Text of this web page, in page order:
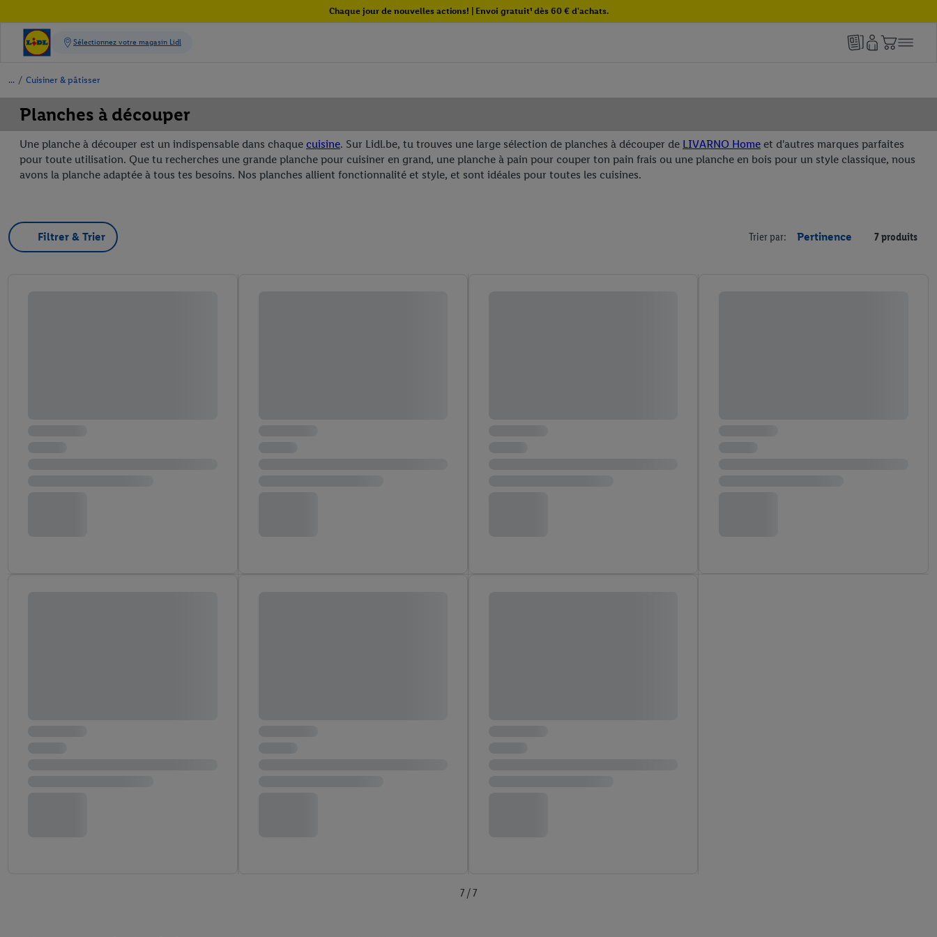
Chaque jour de nouvelles actions! | Envoi gratuit¹ dès 60 € d'achats.
/ Cuisiner & pâtisser
Planches à découper
Une planche à découper est un indispensable dans chaque cuisine. Sur Lidl.be, tu trouves une large sélection de planches à découper de LIVARNO Home et d'autres marques parfaites
pour toute utilisation. Que tu recherches une grande planche pour cuisiner en grand, une planche à pain pour couper ton pain frais ou une planche en bois pour un style classique, nous
avons la planche adaptée à tous tes besoins. Nos planches allient fonctionnalité et style, et sont idéales pour toutes les cuisines.
Filtrer & Trier Trier par: Pertinence 7 produits
7 / 7